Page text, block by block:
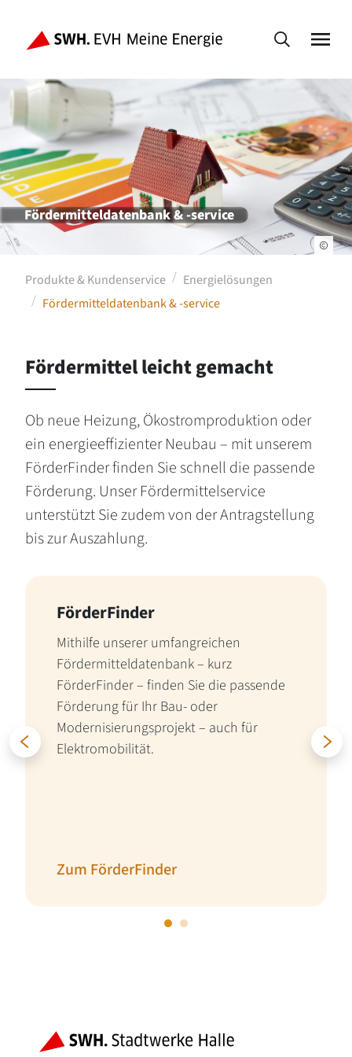
Fördermitteldatenbank & -service
Produkte & Kundenservice
Energielösungen
Fördermitteldatenbank & -service
Fördermittel leicht gemacht
Ob neue Heizung, Ökostromproduktion oder
ein energieeffizienter Neubau – mit unserem
FörderFinder finden Sie schnell die passende
Förderung. Unser Fördermittelservice
unterstützt Sie zudem von der Antragstellung
bis zur Auszahlung.
FörderFinder
Mithilfe unserer umfangreichen
Fördermitteldatenbank – kurz
FörderFinder – finden Sie die passende
Förderung für Ihr Bau- oder
Modernisierungsprojekt – auch für
Elektromobilität.
Zum FörderFinder
Zurück
Bereiche der